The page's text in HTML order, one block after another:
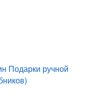
Подарки ручной